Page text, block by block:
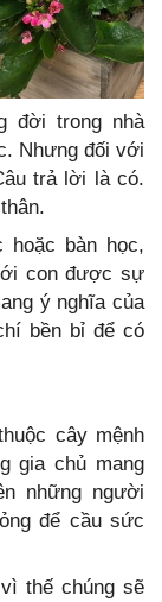
đời trong nhà
Nhưng đối với
trả lời là có.
hoặc bàn học,
con được sự
ý nghĩa của
bền bỉ để có
cây mệnh
gia chủ mang
những người
để cầu sức
thế chúng sẽ